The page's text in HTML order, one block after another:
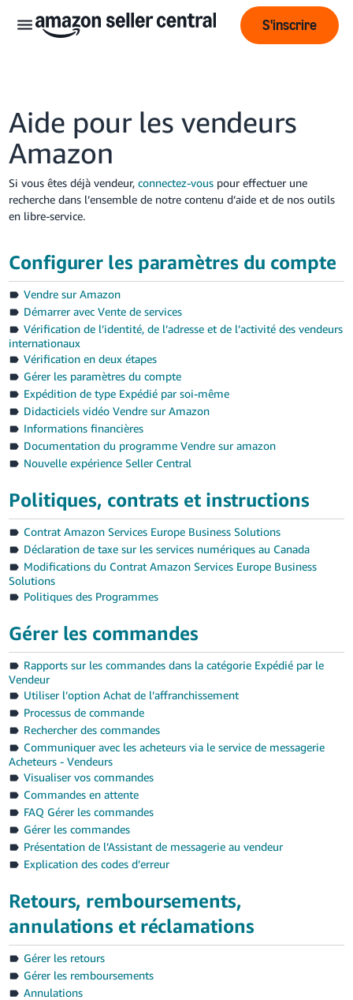
Français
BE
English
- GB
Login
S'inscrire
S'inscrire
Aide pour les vendeurs
Amazon
Si vous êtes déjà vendeur,connectez-vous pour effectuer une
recherche dans l’ensemble de notre contenu d’aide et de nos outils
en libre-service.
Configurer les paramètres du compte
Vendre sur Amazon
Démarrer avec Vente de services
Vérification de l’identité, de l’adresse et de l’activité des vendeurs
internationaux
Vérification en deux étapes
Gérer les paramètres du compte
Expédition de type Expédié par soi-même
Didacticiels vidéo Vendre sur Amazon
Informations financières
Documentation du programme Vendre sur amazon
Nouvelle expérience Seller Central
Politiques, contrats et instructions
Contrat Amazon Services Europe Business Solutions
Déclaration de taxe sur les services numériques au Canada
Modifications du Contrat Amazon Services Europe Business
Solutions
Politiques des Programmes
Gérer les commandes
Rapports sur les commandes dans la catégorie Expédié par le
Vendeur
Utiliser l’option Achat de l’affranchissement
Processus de commande
Rechercher des commandes
Communiquer avec les acheteurs via le service de messagerie
Acheteurs - Vendeurs
Visualiser vos commandes
Commandes en attente
FAQ Gérer les commandes
Gérer les commandes
Présentation de l’Assistant de messagerie au vendeur
Explication des codes d’erreur
Retours, remboursements,
annulations et réclamations
Gérer les retours
Gérer les remboursements
Annulations